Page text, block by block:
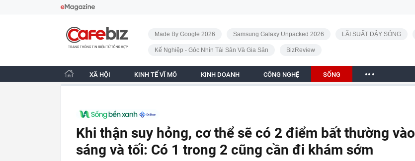
CafeBiz - Trang chủ
Made By Google 2026 Samsung Galaxy Unpacked 2026 LÃI SUẤT DẬY SÓNG
Kế Nghiệp - Góc Nhìn Tài Sản Và Gia Sản BizReview
XÃ HỘI KINH TẾ VĨ MÔ KINH DOANH CÔNG NGHỆ SỐNG
Khi thận suy hỏng, cơ thể sẽ có 2 điểm bất thường vào
sáng và tối: Có 1 trong 2 cũng cần đi khám sớm